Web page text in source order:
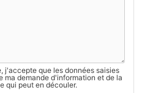
j'accepte que les données saisies
ma demande d'information et de la
qui peut en découler.